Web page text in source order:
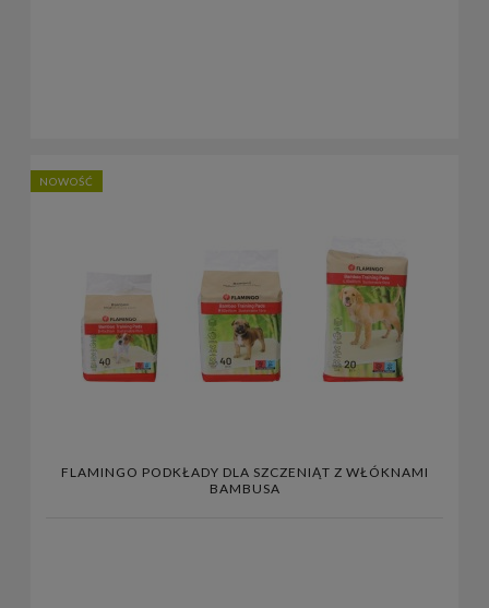
FLAMINGO PODKŁADY DLA SZCZENIĄT Z WŁÓKNAMI
BAMBUSA
NOWOŚĆ